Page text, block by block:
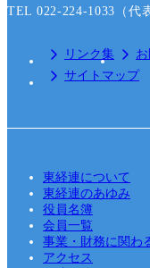
TEL 022-224-1033（
リンク集
サイトマップ
東経連について
東経連のあゆみ
役員名簿
会員一覧
事業・財務に関わ
アクセス